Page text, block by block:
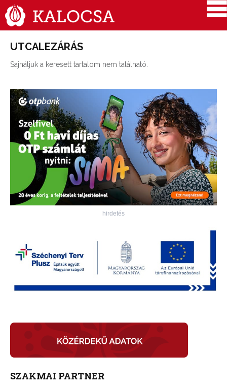
UTCALEZÁRÁS
Sajnáljuk a keresett tartalom nem található.
hirdetés
SZAKMAI PARTNER